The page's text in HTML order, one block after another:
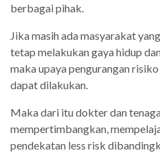
berbagai pihak.
Jika masih ada masyarakat
tetap melakukan gaya hidup
maka upaya pengurangan
dapat dilakukan.
Maka dari itu dokter dan
mempertimbangkan,
pendekatan less risk